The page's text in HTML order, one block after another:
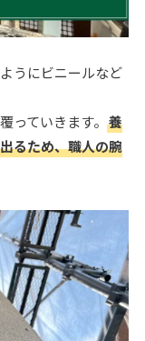
うにビニールなど
っていきます。 養
るため、職人の腕